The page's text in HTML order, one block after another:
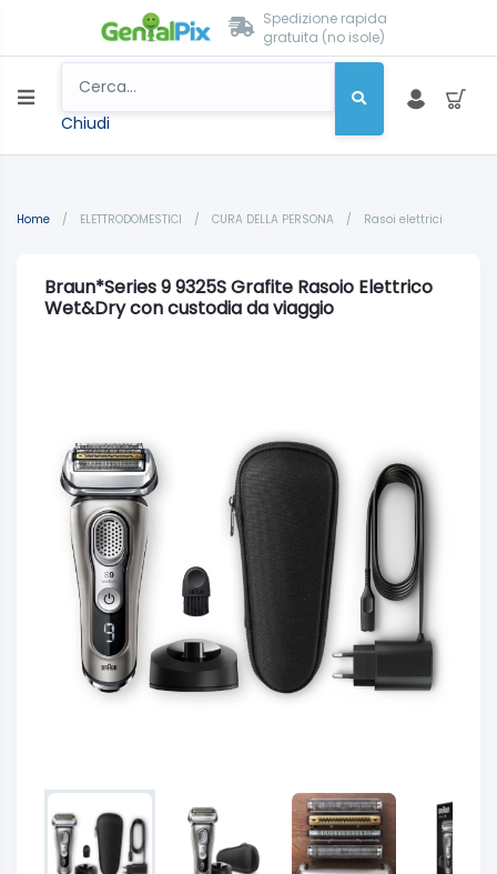
Spedizione rapida
gratuita (no isole)
Chiudi
Home / ELETTRODOMESTICI / CURA DELLA PERSONA / Rasoi elettrici
Braun*Series 9 9325S Grafite Rasoio Elettrico
Wet&Dry con custodia da viaggio